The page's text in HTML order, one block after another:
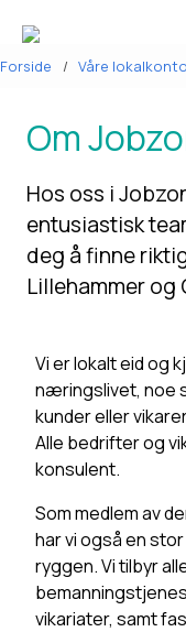
Forside Våre
Om
Hos oss i
entusiastisk
deg å finne
Lillehammer og
Vi er lokalt eid og
næringslivet, noe
kunder eller
Alle bedrifter og
konsulent.
Som medlem av
har vi også en
ryggen. Vi tilbyr
vikariater, samt